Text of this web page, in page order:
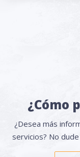
¿Cómo
¿Desea más
servicios? No